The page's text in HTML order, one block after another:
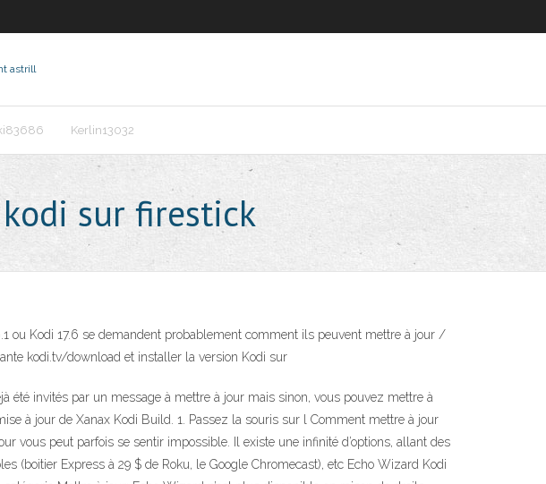
astrill
Kerlin13032
sur firestick
ou Kodi 17.6 se demandent probablement comment ils peuvent mettre à jour /
kodi.tv/download et installer la version Kodi sur
invités par un message à mettre à jour mais sinon, vous pouvez mettre à
à jour de Xanax Kodi Build. 1. Passez la souris sur l Comment mettre à jour
vous peut parfois se sentir impossible. Il existe une infinité d’options, allant des
(boitier Express à 29 $ de Roku, le Google Chromecast), etc Echo Wizard Kodi